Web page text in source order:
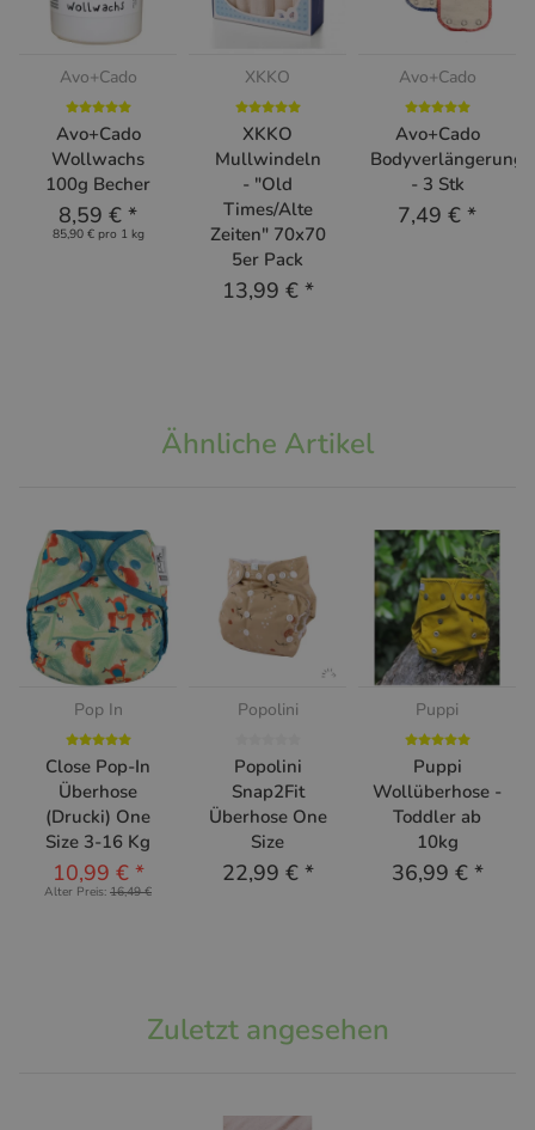
Avo+Cado
Avo+Cado
Wollwachs
100g Becher
8,59 € *
85,90 € pro 1 kg
XKKO
XKKO
Mullwindeln
- "Old
Times/Alte
Zeiten" 70x70
5er Pack
13,99 € *
Avo+Cado
Avo+Cado
Bodyverlängerung
- 3 Stk
7,49 € *
Ähnliche Artikel
Pop In
Close Pop-In
Überhose
(Drucki) One
Size 3-16 Kg
10,99 € *
Alter Preis: 16,49 €
Popolini
Popolini
Snap2Fit
Überhose One
Size
22,99 € *
Puppi
Puppi
Wollüberhose -
Toddler ab
10kg
36,99 € *
Zuletzt angesehen